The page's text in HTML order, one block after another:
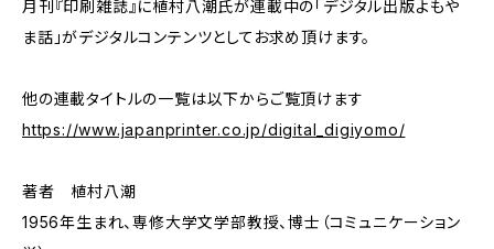
月刊『印刷雑誌』に植村八潮氏が連載中の「デジタル出版よもや
ま話」がデジタルコンテンツとしてお求め頂けます。
他の連載タイトルの一覧は以下からご覧頂けます
https://www.japanprinter.co.jp/digital_digiyomo/
著者 植村八潮
1956年生まれ、専修大学文学部教授、博士（コミュニケーション